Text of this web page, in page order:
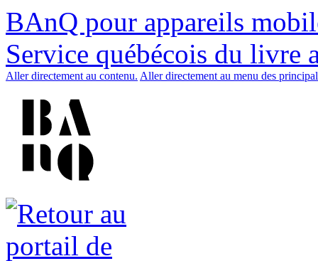
BAnQ pour appareils
Service québécois du livre
Aller directement au contenu. Aller directement au menu des